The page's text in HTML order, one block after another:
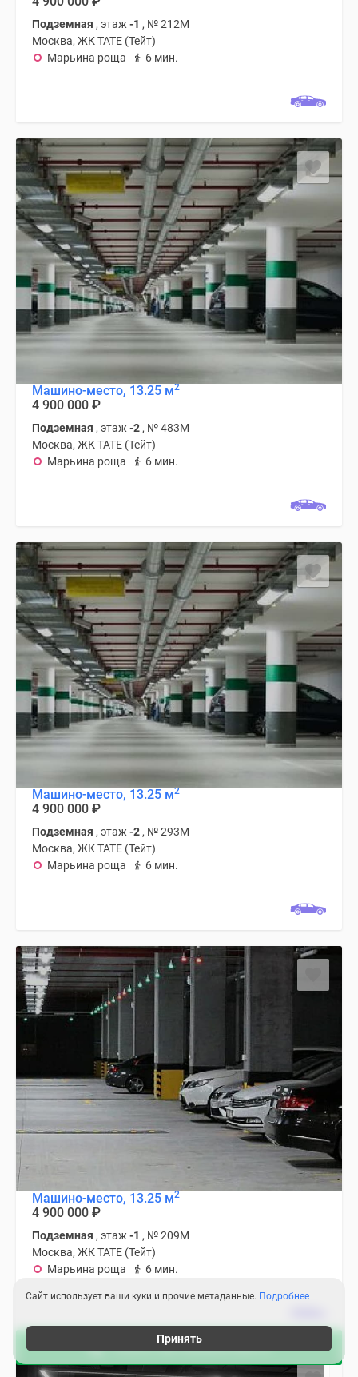
Узнать про машино-места
Подземная , этаж -1 , № 212М
Москва, ЖК TATE (Тейт)
Марьина роща
6 мин.
Машино-место, 13.25 м2
4 900 000 ₽
Подземная , этаж -2 , № 483М
Москва, ЖК TATE (Тейт)
Марьина роща
6 мин.
Машино-место, 13.25 м2
4 900 000 ₽
Подземная , этаж -2 , № 293М
Москва, ЖК TATE (Тейт)
Марьина роща
6 мин.
Машино-место, 13.25 м2
4 900 000 ₽
Подземная , этаж -1 , № 209М
Москва, ЖК TATE (Тейт)
Марьина роща
6 мин.
Сайт использует ваши куки и прочие метаданные. Подробнее
Принять